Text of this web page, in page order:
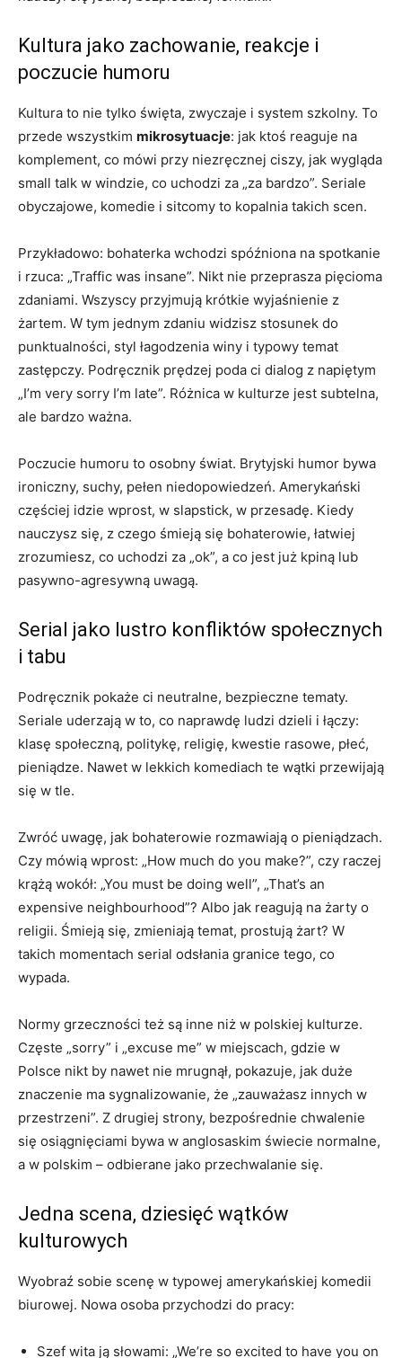
Kultura jako zachowanie, reakcje i
poczucie humoru
Kultura to nie tylko święta, zwyczaje i system szkolny. To
przede wszystkim mikrosytuacje: jak ktoś reaguje na
komplement, co mówi przy niezręcznej ciszy, jak wygląda
small talk w windzie, co uchodzi za „za bardzo”. Seriale
obyczajowe, komedie i sitcomy to kopalnia takich scen.
Przykładowo: bohaterka wchodzi spóźniona na spotkanie
i rzuca: „Traffic was insane”. Nikt nie przeprasza pięcioma
zdaniami. Wszyscy przyjmują krótkie wyjaśnienie z
żartem. W tym jednym zdaniu widzisz stosunek do
punktualności, styl łagodzenia winy i typowy temat
zastępczy. Podręcznik prędzej poda ci dialog z napiętym
„I’m very sorry I’m late”. Różnica w kulturze jest subtelna,
ale bardzo ważna.
Poczucie humoru to osobny świat. Brytyjski humor bywa
ironiczny, suchy, pełen niedopowiedzeń. Amerykański
częściej idzie wprost, w slapstick, w przesadę. Kiedy
nauczysz się, z czego śmieją się bohaterowie, łatwiej
zrozumiesz, co uchodzi za „ok”, a co jest już kpiną lub
pasywno-agresywną uwagą.
Serial jako lustro konfliktów społecznych
i tabu
Podręcznik pokaże ci neutralne, bezpieczne tematy.
Seriale uderzają w to, co naprawdę ludzi dzieli i łączy:
klasę społeczną, politykę, religię, kwestie rasowe, płeć,
pieniądze. Nawet w lekkich komediach te wątki przewijają
się w tle.
Zwróć uwagę, jak bohaterowie rozmawiają o pieniądzach.
Czy mówią wprost: „How much do you make?”, czy raczej
krążą wokół: „You must be doing well”, „That’s an
expensive neighbourhood”? Albo jak reagują na żarty o
religii. Śmieją się, zmieniają temat, prostują żart? W
takich momentach serial odsłania granice tego, co
wypada.
Normy grzeczności też są inne niż w polskiej kulturze.
Częste „sorry” i „excuse me” w miejscach, gdzie w
Polsce nikt by nawet nie mrugnął, pokazuje, jak duże
znaczenie ma sygnalizowanie, że „zauważasz innych w
przestrzeni”. Z drugiej strony, bezpośrednie chwalenie
się osiągnięciami bywa w anglosaskim świecie normalne,
a w polskim – odbierane jako przechwalanie się.
Jedna scena, dziesięć wątków
kulturowych
Wyobraź sobie scenę w typowej amerykańskiej komedii
biurowej. Nowa osoba przychodzi do pracy:
Szef wita ją słowami: „We’re so excited to have you on